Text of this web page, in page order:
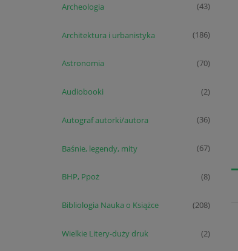
Archeologia (43)
Architektura i urbanistyka (186)
Astronomia (70)
Audiobooki (2)
Autograf autorki/autora (36)
Baśnie, legendy, mity (67)
BHP, Ppoż (8)
Bibliologia Nauka o Książce (208)
Wielkie Litery-duży druk (2)